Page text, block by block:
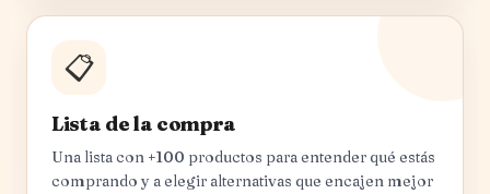
📋
Lista de la compra
Una lista con +100 productos para entender qué estás
comprando y a elegir alternativas que encajen mejor